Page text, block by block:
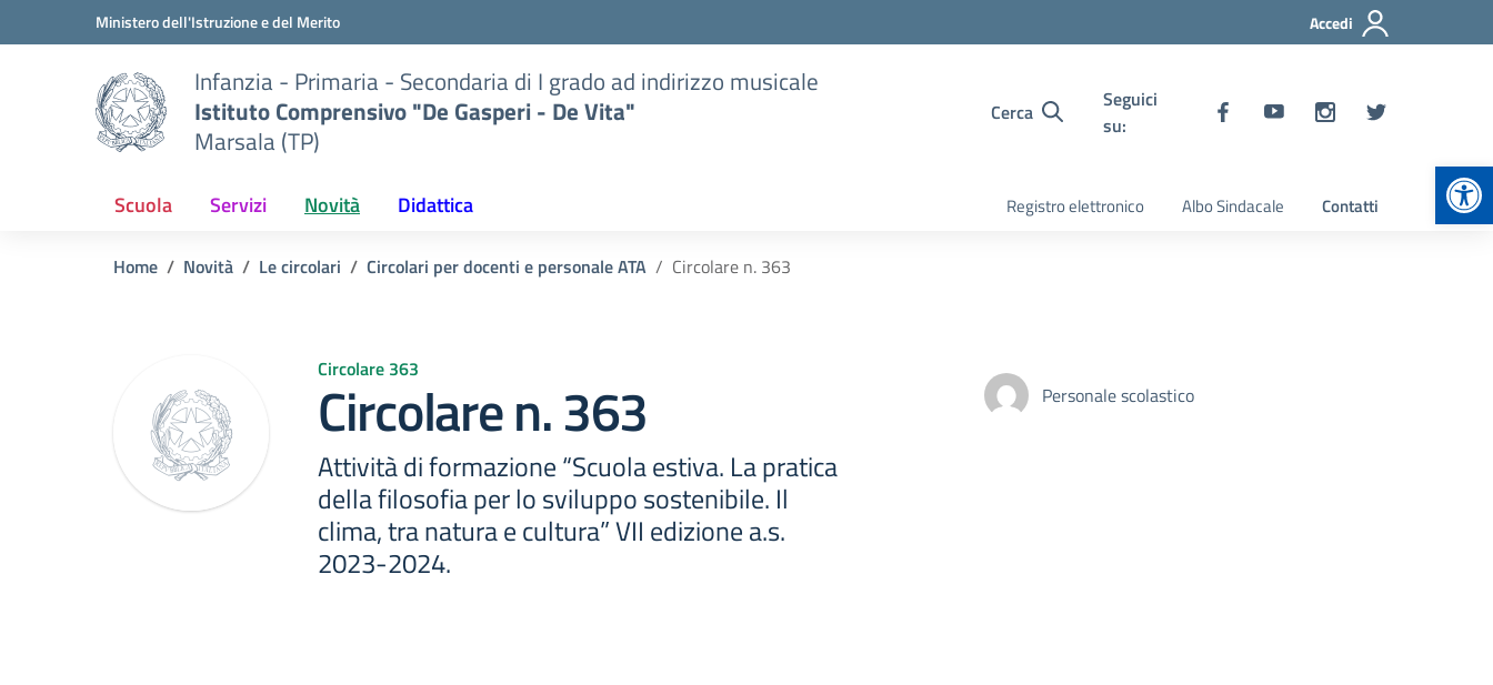
Vai ai contenuti
Vai al menu di navigazioneMinistero dell'Istruzione e del Merito Accedi
Infanzia - Primaria - Secondaria di I grado ad indirizzo musicale
Istituto Comprensivo "De Gasperi - De Vita"
Marsala (TP)
Cerca
Seguici
su:
Scuola Servizi Novità Didattica Registro elettronico Albo Sindacale Contatti
Home Novità Le circolari Circolari per docenti e personale ATA Circolare n. 363
Circolare 363
Circolare n. 363
Attività di formazione “Scuola estiva. La pratica
della filosofia per lo sviluppo sostenibile. Il
clima, tra natura e cultura” VII edizione a.s.
2023-2024.
Personale scolastico